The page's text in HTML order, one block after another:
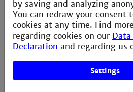
Datenschutzerklärung
Contact Webmaster
by saving and analyzing
You can redraw your consent
cookies at any time. Find
regarding cookies on our
Declaration and regarding us
Settings